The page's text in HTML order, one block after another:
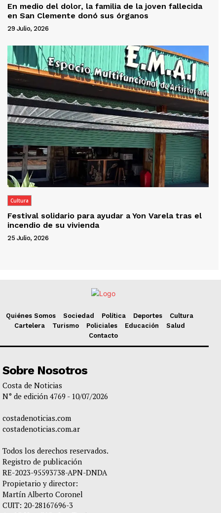
En medio del dolor, la familia de la joven fallecida
en San Clemente donó sus órganos
29 Julio, 2026
Cultura
Festival solidario para ayudar a Yon Varela tras el
incendio de su vivienda
25 Julio, 2026
Quiénes Somos Sociedad Política Deportes
Cultura
Cartelera
Turismo Policiales Educación
Salud
Contacto
Sobre Nosotros
Costa de Noticias
N° de edición 4769 - 10/07/2026
costadenoticias.com
costadenoticias.com.ar
Todos los derechos reservados.
Registro de publicación
RE-2023-95593738-APN-DNDA
Propietario y director:
Martín Alberto Coronel
CUIT: 20-28167696-3